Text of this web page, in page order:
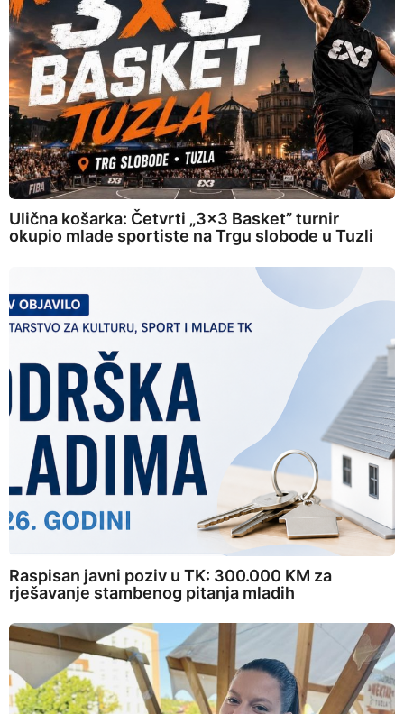
Ulična košarka: Četvrti „3×3 Basket” turnir
okupio mlade sportiste na Trgu slobode u Tuzli
Raspisan javni poziv u TK: 300.000 KM za
rješavanje stambenog pitanja mladih